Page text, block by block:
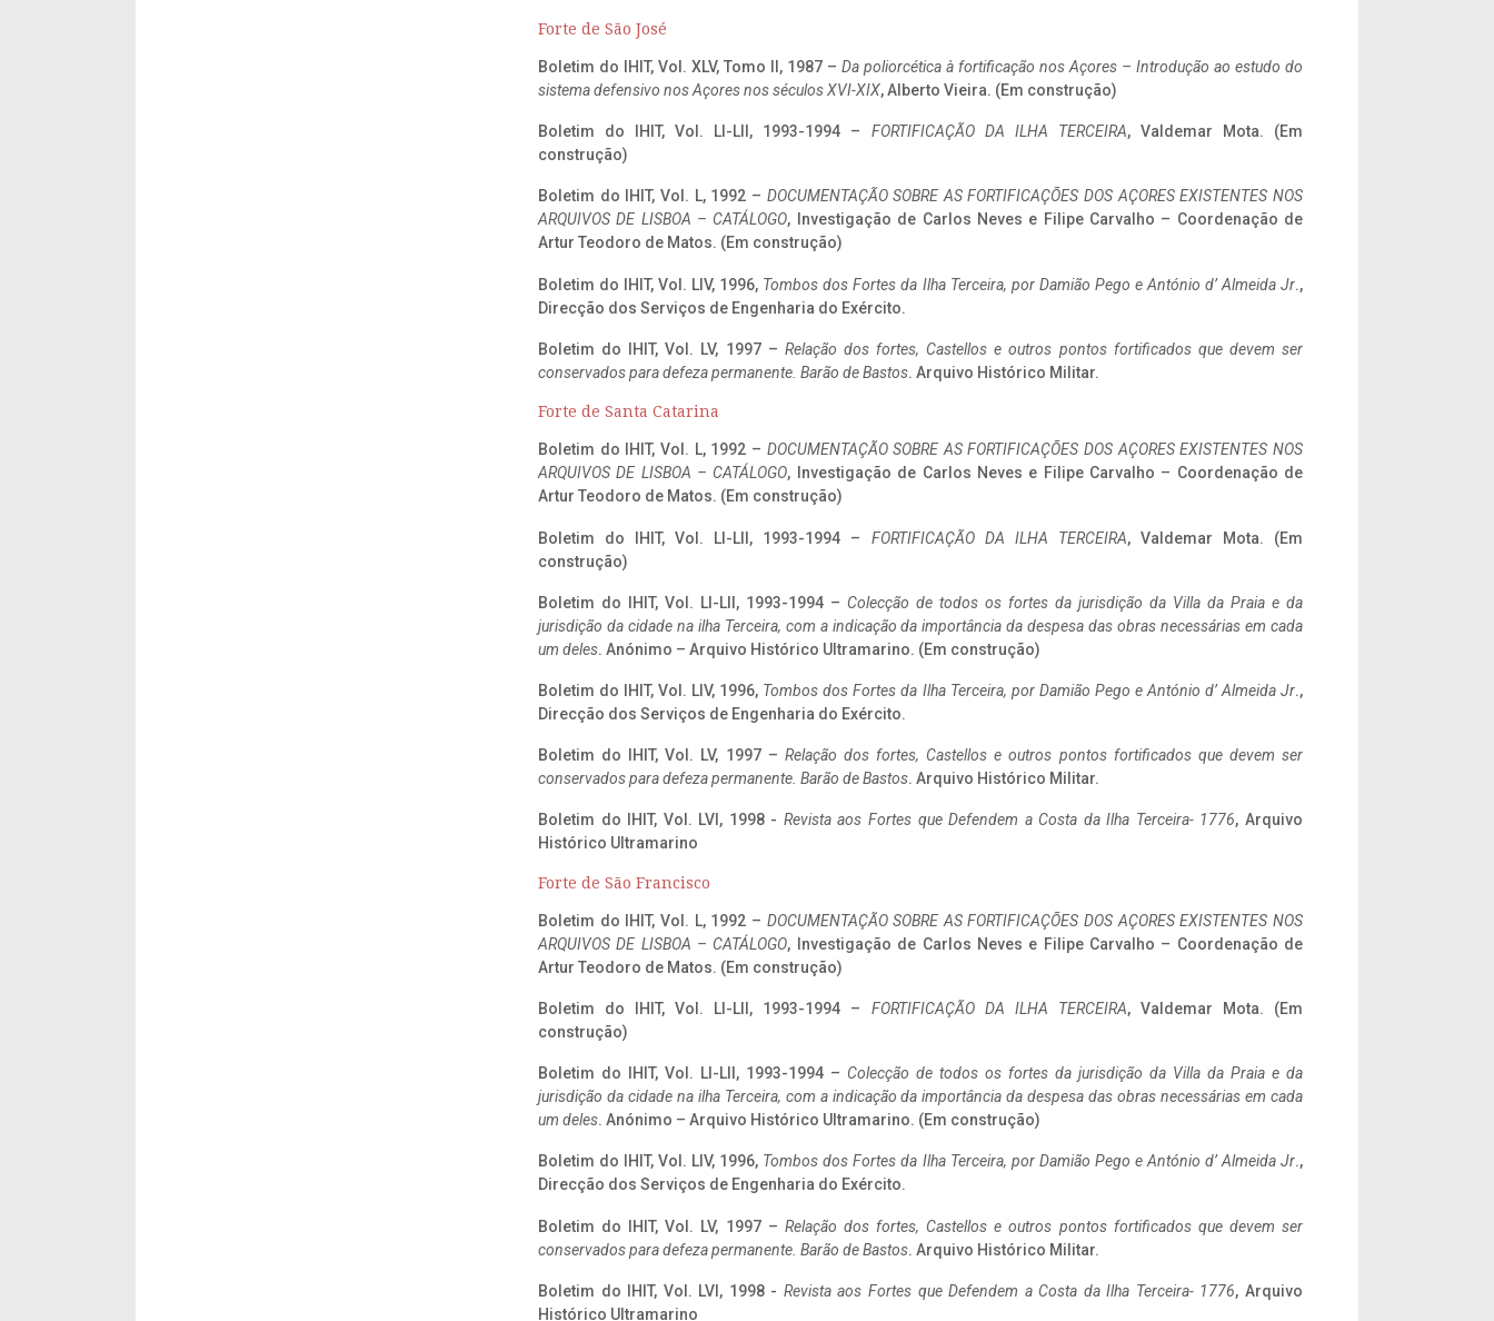
Forte de São José
Boletim do IHIT, Vol. XLV, Tomo II, 1987 – Da poliorcética à fortificação nos Açores – Introdução ao estudo do
sistema defensivo nos Açores nos séculos XVI-XIX, Alberto Vieira. (Em construção)
Boletim do IHIT, Vol. LI-LII, 1993-1994 – FORTIFICAÇÃO DA ILHA TERCEIRA, Valdemar Mota. (Em
construção)
Boletim do IHIT, Vol. L, 1992 – DOCUMENTAÇÃO SOBRE AS FORTIFICAÇÕES DOS AÇORES EXISTENTES NOS
ARQUIVOS DE LISBOA – CATÁLOGO, Investigação de Carlos Neves e Filipe Carvalho – Coordenação de
Artur Teodoro de Matos. (Em construção)
Boletim do IHIT, Vol. LIV, 1996, Tombos dos Fortes da Ilha Terceira, por Damião Pego e António d’ Almeida Jr.,
Direcção dos Serviços de Engenharia do Exército.
Boletim do IHIT, Vol. LV, 1997 – Relação dos fortes, Castellos e outros pontos fortificados que devem ser
conservados para defeza permanente. Barão de Bastos. Arquivo Histórico Militar.
Forte de Santa Catarina
Boletim do IHIT, Vol. L, 1992 – DOCUMENTAÇÃO SOBRE AS FORTIFICAÇÕES DOS AÇORES EXISTENTES NOS
ARQUIVOS DE LISBOA – CATÁLOGO, Investigação de Carlos Neves e Filipe Carvalho – Coordenação de
Artur Teodoro de Matos. (Em construção)
Boletim do IHIT, Vol. LI-LII, 1993-1994 – FORTIFICAÇÃO DA ILHA TERCEIRA, Valdemar Mota. (Em
construção)
Boletim do IHIT, Vol. LI-LII, 1993-1994 – Colecção de todos os fortes da jurisdição da Villa da Praia e da
jurisdição da cidade na ilha Terceira, com a indicação da importância da despesa das obras necessárias em cada
um deles. Anónimo – Arquivo Histórico Ultramarino. (Em construção)
Boletim do IHIT, Vol. LIV, 1996, Tombos dos Fortes da Ilha Terceira, por Damião Pego e António d’ Almeida Jr.,
Direcção dos Serviços de Engenharia do Exército.
Boletim do IHIT, Vol. LV, 1997 – Relação dos fortes, Castellos e outros pontos fortificados que devem ser
conservados para defeza permanente. Barão de Bastos. Arquivo Histórico Militar.
Boletim do IHIT, Vol. LVI, 1998 - Revista aos Fortes que Defendem a Costa da Ilha Terceira- 1776, Arquivo
Histórico Ultramarino
Forte de São Francisco
Boletim do IHIT, Vol. L, 1992 – DOCUMENTAÇÃO SOBRE AS FORTIFICAÇÕES DOS AÇORES EXISTENTES NOS
ARQUIVOS DE LISBOA – CATÁLOGO, Investigação de Carlos Neves e Filipe Carvalho – Coordenação de
Artur Teodoro de Matos. (Em construção)
Boletim do IHIT, Vol. LI-LII, 1993-1994 – FORTIFICAÇÃO DA ILHA TERCEIRA, Valdemar Mota. (Em
construção)
Boletim do IHIT, Vol. LI-LII, 1993-1994 – Colecção de todos os fortes da jurisdição da Villa da Praia e da
jurisdição da cidade na ilha Terceira, com a indicação da importância da despesa das obras necessárias em cada
um deles. Anónimo – Arquivo Histórico Ultramarino. (Em construção)
Boletim do IHIT, Vol. LIV, 1996, Tombos dos Fortes da Ilha Terceira, por Damião Pego e António d’ Almeida Jr.,
Direcção dos Serviços de Engenharia do Exército.
Boletim do IHIT, Vol. LV, 1997 – Relação dos fortes, Castellos e outros pontos fortificados que devem ser
conservados para defeza permanente. Barão de Bastos. Arquivo Histórico Militar.
Boletim do IHIT, Vol. LVI, 1998 - Revista aos Fortes que Defendem a Costa da Ilha Terceira- 1776, Arquivo
Histórico Ultramarino